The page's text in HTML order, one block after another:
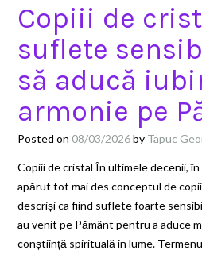
Copiii de
suflete
să aducă
armonie pe
Posted on 08/03/2026by Tapuc
Copiii de cristal În ultimele decenii,
apărut tot mai des conceptul de
descriși ca fiind suflete foarte
au venit pe Pământ pentru a aduce
conștiință spirituală în lume.